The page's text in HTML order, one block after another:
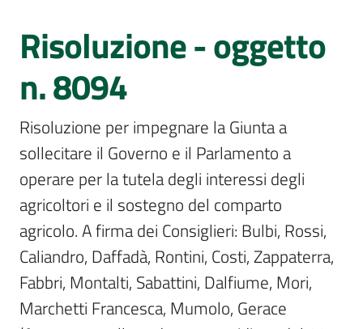
Per
i
media
Per
i
cittadini
Risoluzione - oggetto
n. 8094
Risoluzione per impegnare la Giunta a
sollecitare il Governo e il Parlamento a
operare per la tutela degli interessi degli
agricoltori e il sostegno del comparto
agricolo. A firma dei Consiglieri: Bulbi, Rossi,
Caliandro, Daffadà, Rontini, Costi, Zappaterra,
Fabbri, Montalti, Sabattini, Dalfiume, Mori,
Marchetti Francesca, Mumolo, Gerace